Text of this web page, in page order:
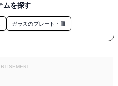
ムを探す
ガラスのプレート・皿